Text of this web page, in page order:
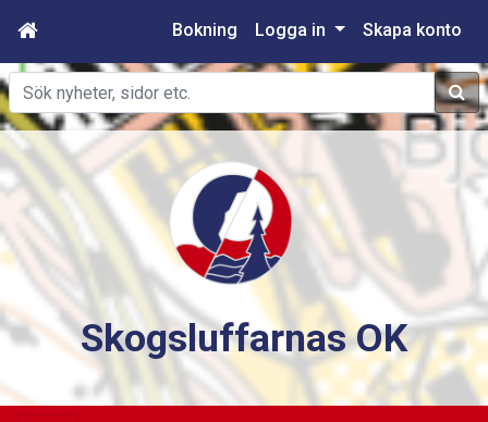
Bokning Logga in Skapa konto
Sök
Skogsluffarnas OK